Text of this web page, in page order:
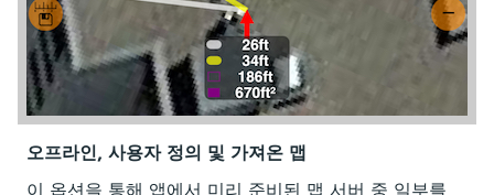
오프라인, 사용자 정의 및 가져온 맵